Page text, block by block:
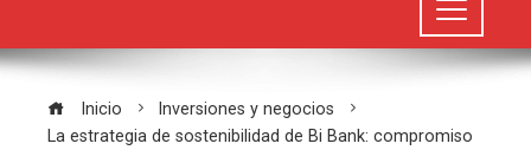
Inicio
Inversiones y negocios
La estrategia de sostenibilidad de Bi Bank: compromiso